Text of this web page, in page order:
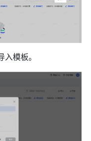
入模板。